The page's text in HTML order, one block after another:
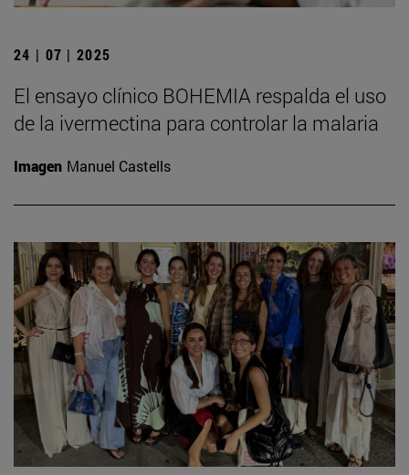
24 | 07 | 2025
El ensayo clínico BOHEMIA respalda el uso
de la ivermectina para controlar la malaria
Imagen Manuel Castells